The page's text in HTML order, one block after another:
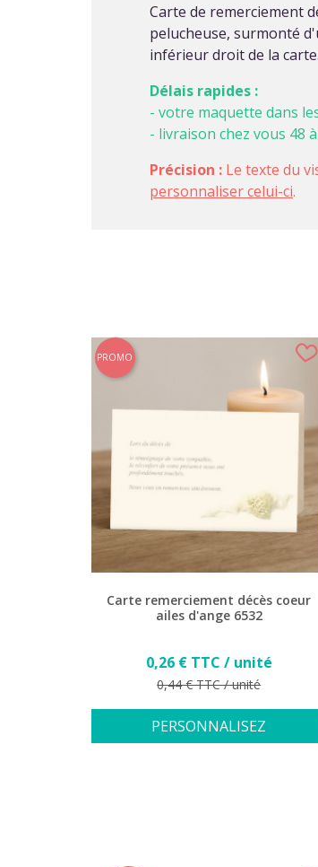
Carte de remerciement
pelucheuse, surmonté
inférieur droit de la
Délais rapides :
- votre maquette dans
- livraison chez vous 48
Précision : Le texte du
personnaliser celui-ci.
Carte remerciement décès coeur
ailes d'ange 6532
Prix
0,26 € TTC / unité
Prix de base
0,44 € TTC / unité
PERSONNALISEZ
PROMO